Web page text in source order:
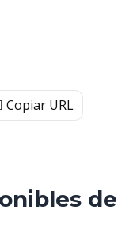
Copiar URL
de